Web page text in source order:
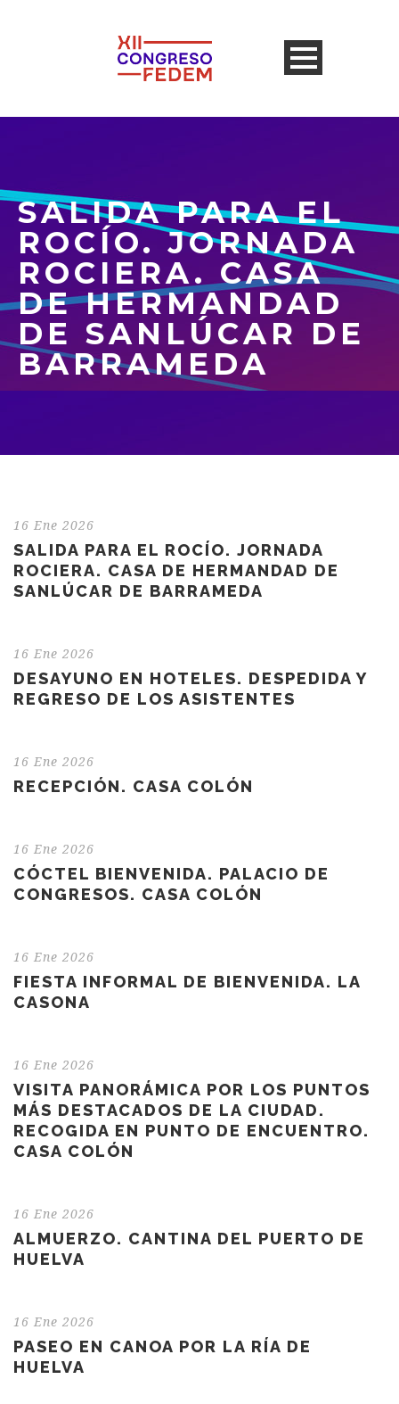
SALIDA PARA EL
ROCÍO. JORNADA
ROCIERA. CASA
DE HERMANDAD
DE SANLÚCAR DE
BARRAMEDA
16 Ene 2026
SALIDA PARA EL ROCÍO. JORNADA
ROCIERA. CASA DE HERMANDAD DE
SANLÚCAR DE BARRAMEDA
16 Ene 2026
DESAYUNO EN HOTELES. DESPEDIDA Y
REGRESO DE LOS ASISTENTES
16 Ene 2026
RECEPCIÓN. CASA COLÓN
16 Ene 2026
CÓCTEL BIENVENIDA. PALACIO DE
CONGRESOS. CASA COLÓN
16 Ene 2026
FIESTA INFORMAL DE BIENVENIDA. LA
CASONA
16 Ene 2026
VISITA PANORÁMICA POR LOS PUNTOS
MÁS DESTACADOS DE LA CIUDAD.
RECOGIDA EN PUNTO DE ENCUENTRO.
CASA COLÓN
16 Ene 2026
ALMUERZO. CANTINA DEL PUERTO DE
HUELVA
16 Ene 2026
PASEO EN CANOA POR LA RÍA DE
HUELVA